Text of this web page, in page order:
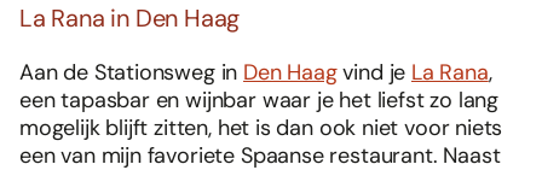
La Rana in Den Haag
Aan de Stationsweg in Den Haagvind je La Rana,
een tapasbar en wijnbar waar je het liefst zo lang
mogelijk blijft zitten, het is dan ook niet voor niets
een van mijn favoriete Spaanse restaurant. Naast